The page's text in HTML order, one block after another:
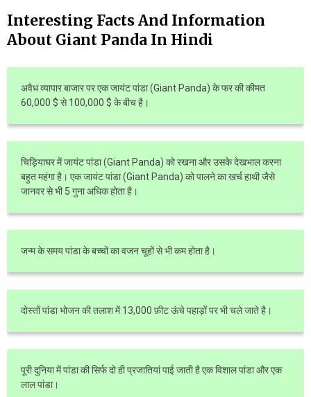
Interesting Facts And Information
About Giant Panda In Hindi
अवैध व्यापार बाजार पर एक जायंट पांडा (Giant Panda) के फर की कीमत
60,000 $ से 100,000 $ के बीच है।
चिड़ियाघर में जायंट पांडा (Giant Panda) को रखना और उसके देखभाल करना
बहुत महंगा है। एक जायंट पांडा (Giant Panda) को पालने का खर्च हाथी जैसे
जानवर से भी 5 गुना अधिक होता है।
जन्म के समय पांडा के बच्चों का वजन चूहों से भी कम होता है।
दोस्तों पांडा भोजन की तलाश में 13,000 फ़ीट ऊंचे पहाड़ों पर भी चले जाते है।
पूरी दुनिया में पांडा की सिर्फ दो ही प्रजातियां पाई जाती है एक विशाल पांडा और एक
लाल पांडा।